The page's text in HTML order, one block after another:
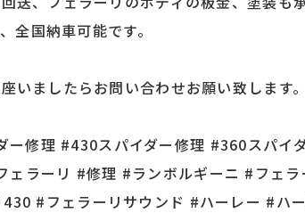
全国納車可能です。
いましたらお問い合わせお願い致します。
ー修理 #430スパイダー修理 #360スパイ
ェラーリ #修理 #ランボルギーニ #フェ
#フェラーリサウンド #ハーレー #ハ